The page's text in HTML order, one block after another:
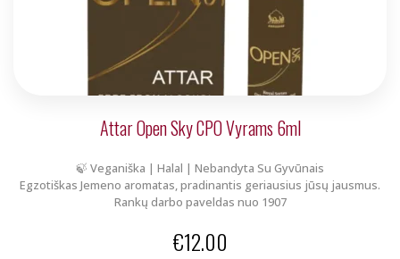
Attar Open Sky CPO Vyrams 6ml
🍃 Veganiška | Halal | Nebandyta Su Gyvūnais
Egzotiškas Jemeno aromatas, pradinantis geriausius jūsų jausmus.
Rankų darbo paveldas nuo 1907
€12.00